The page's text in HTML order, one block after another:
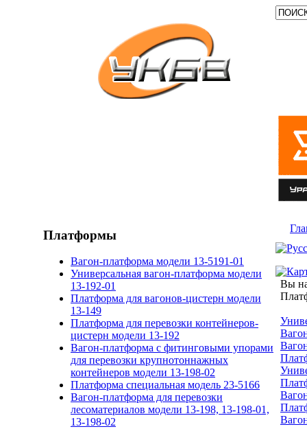
Платформы
Вагон-платформа модели 13-5191-01
Универсальная вагон-платформа модели
13-192-01
Платформа для вагонов-цистерн модели
13-149
Платформа для перевозки контейнеров-
цистерн модели 13-192
Вагон-платформа с фитинговыми упорами
для перевозки крупнотоннажных
контейнеров модели 13-198-02
Платформа специальная модель 23-5166
Вагон-платформа для перевозки
лесоматериалов модели 13-198, 13-198-01,
13-198-02
Вы